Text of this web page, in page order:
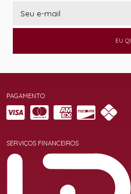
EU
PAGAMENTO
SERVIÇOS FINANCEIROS